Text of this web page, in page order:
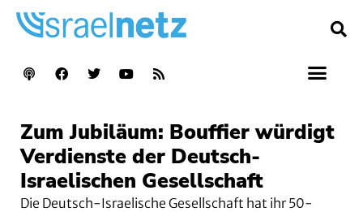
Zum Jubiläum: Bouffier würdigt
Verdienste der Deutsch-
Israelischen Gesellschaft
Die Deutsch-Israelische Gesellschaft hat ihr 50-